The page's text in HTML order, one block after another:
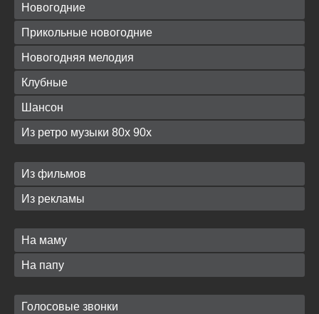
Новогодние
Прикольные новогодние
Новогодняя мелодия
Клубные
Шансон
Из ретро музыки 80х 90х
Из фильмов
Из рекламы
На маму
На папу
Голосовые звонки